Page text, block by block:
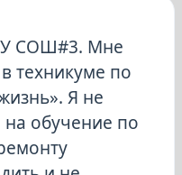
СОШ#3. Мне
техникуме по
Я не
на обучение по